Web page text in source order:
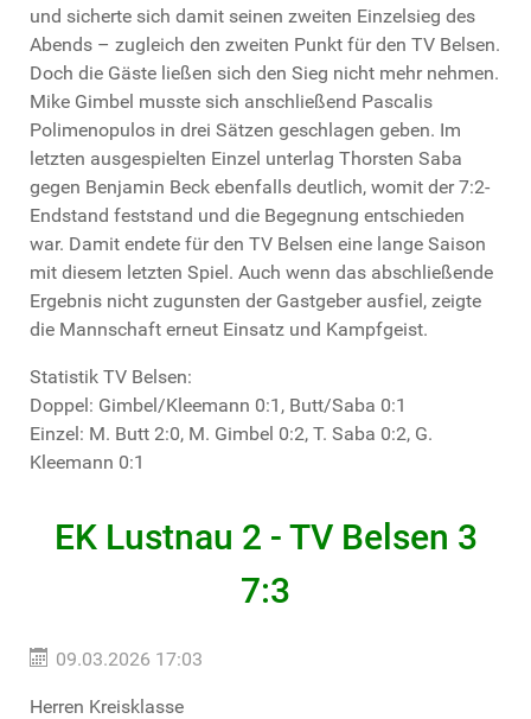
und sicherte sich damit seinen zweiten Einzelsieg des
Abends – zugleich den zweiten Punkt für den TV Belsen.
Doch die Gäste ließen sich den Sieg nicht mehr nehmen.
Mike Gimbel musste sich anschließend Pascalis
Polimenopulos in drei Sätzen geschlagen geben. Im
letzten ausgespielten Einzel unterlag Thorsten Saba
gegen Benjamin Beck ebenfalls deutlich, womit der 7:2-
Endstand feststand und die Begegnung entschieden
war. Damit endete für den TV Belsen eine lange Saison
mit diesem letzten Spiel. Auch wenn das abschließende
Ergebnis nicht zugunsten der Gastgeber ausfiel, zeigte
die Mannschaft erneut Einsatz und Kampfgeist.
Statistik TV Belsen:
Doppel: Gimbel/Kleemann 0:1, Butt/Saba 0:1
Einzel: M. Butt 2:0, M. Gimbel 0:2, T. Saba 0:2, G.
Kleemann 0:1
EK Lustnau 2 - TV Belsen 3
7:3
09.03.2026 17:03
Herren Kreisklasse